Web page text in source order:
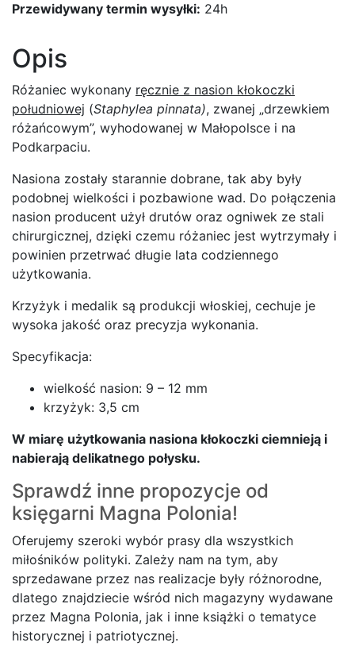
południowej
Przewidywany termin wysyłki: 24h
Opis
Różaniec wykonany ręcznie z nasion kłokoczki
południowej (Staphylea pinnata), zwanej „drzewkiem
różańcowym”, wyhodowanej w Małopolsce i na
Podkarpaciu.
Nasiona zostały starannie dobrane, tak aby były
podobnej wielkości i pozbawione wad. Do połączenia
nasion producent użył drutów oraz ogniwek ze stali
chirurgicznej, dzięki czemu różaniec jest wytrzymały i
powinien przetrwać długie lata codziennego
użytkowania.
Krzyżyk i medalik są produkcji włoskiej, cechuje je
wysoka jakość oraz precyzja wykonania.
Specyfikacja:
wielkość nasion: 9 – 12 mm
krzyżyk: 3,5 cm
W miarę użytkowania nasiona kłokoczki ciemnieją i
nabierają delikatnego połysku.
Sprawdź inne propozycje od
księgarni Magna Polonia!
Oferujemy szeroki wybór prasy dla wszystkich
miłośników polityki. Zależy nam na tym, aby
sprzedawane przez nas realizacje były różnorodne,
dlatego znajdziecie wśród nich magazyny wydawane
przez Magna Polonia, jak i inne książki o tematyce
historycznej i patriotycznej.